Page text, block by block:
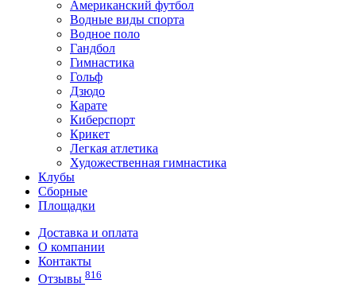
Американский футбол
Водные виды спорта
Водное поло
Гандбол
Гимнастика
Гольф
Дзюдо
Карате
Киберспорт
Крикет
Легкая атлетика
Художественная гимнастика
Клубы
Сборные
Площадки
Доставка и оплата
О компании
Контакты
Отзывы 816